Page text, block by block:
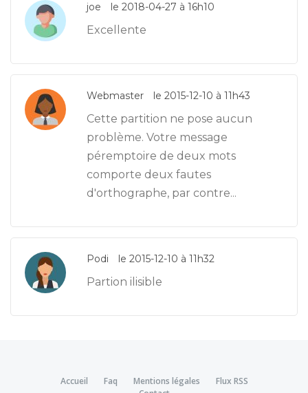
joe le 2018-04-27 à 16h10
Excellente
Webmaster le 2015-12-10 à 11h43
Cette partition ne pose aucun
problème. Votre message
péremptoire de deux mots
comporte deux fautes
d'orthographe, par contre...
Podi le 2015-12-10 à 11h32
Partion ilisible
Accueil Faq Mentions légales
Flux RSS